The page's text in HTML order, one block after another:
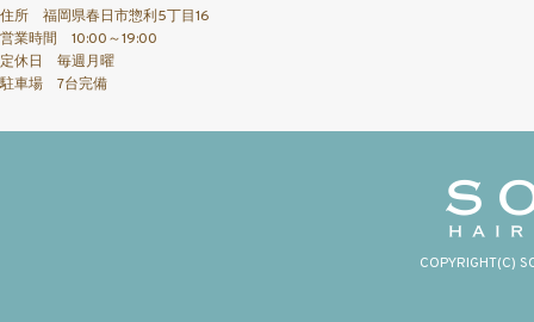
住所 福岡県春日市惣利5丁目16
営業時間 10:00～19:00
定休日 毎週月曜
駐車場 7台完備
COPYRIGHT(C)